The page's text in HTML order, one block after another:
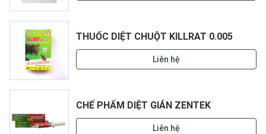
THUỐC DIỆT CHUỘT KILLRAT 0.005
Liên hệ
CHẾ PHẨM DIỆT GIÁN ZENTEK
Liên hệ